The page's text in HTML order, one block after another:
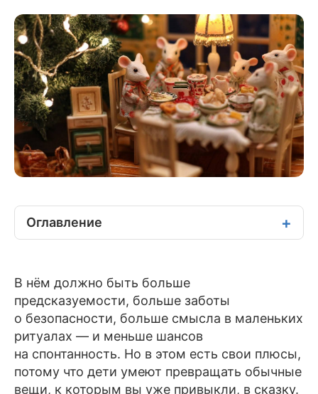
Оглавление
В нём должно быть больше
предсказуемости, больше заботы
о безопасности, больше смысла в маленьких
ритуалах — и меньше шансов
на спонтанность. Но в этом есть свои плюсы,
потому что дети умеют превращать обычные
вещи, к которым вы уже привыкли, в сказку.